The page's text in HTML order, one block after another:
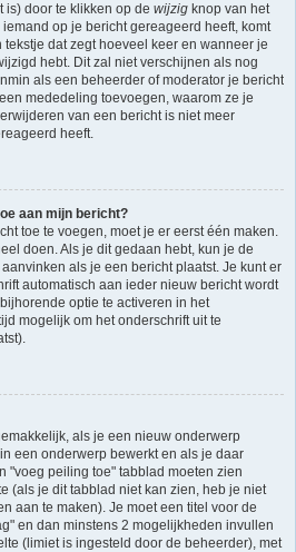
is) door te klikken op de wijzig knop van het
op je bericht gereageerd heeft, komt
dat zegt hoeveel keer en wanneer je
hebt. Dit zal niet verschijnen als nog
als een beheerder of moderator je bericht
mededeling toevoegen, waarom ze je
van een bericht is niet meer
heeft.
aan mijn bericht?
toe te voegen, moet je er eerst één maken.
doen. Als je dit gedaan hebt, kun je de
aanvinken als je een bericht plaatst. Je kunt er
automatisch aan ieder nieuw bericht wordt
optie te activeren in het
mogelijk om het onderschrift uit te
als je een nieuw onderwerp
een onderwerp bewerkt en als je daar
"voeg peiling toe" tabblad moeten zien
(als je dit tabblad niet kan zien, heb je niet
aan te maken). Je moet een titel voor de
en dan minstens 2 mogelijkheden invullen
(limiet is ingesteld door de beheerder), met